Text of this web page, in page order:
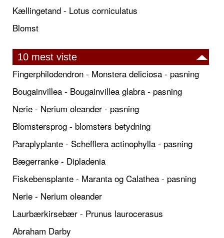
Kællingetand - Lotus corniculatus
Blomst
10 mest viste
Fingerphilodendron - Monstera deliciosa - pasning
Bougainvillea - Bougainvillea glabra - pasning
Nerie - Nerium oleander - pasning
Blomstersprog - blomsters betydning
Paraplyplante - Schefflera actinophylla - pasning
Bægerranke - Dipladenia
Fiskebensplante - Maranta og Calathea - pasning
Nerie - Nerium oleander
Laurbærkirsebær - Prunus laurocerasus
Abraham Darby